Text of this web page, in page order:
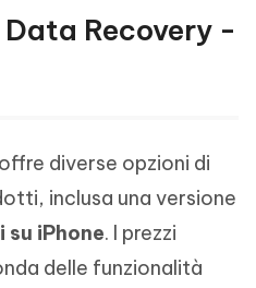
Recovery -
diverse opzioni di
inclusa una versione
iPhone. I prezzi
delle funzionalità